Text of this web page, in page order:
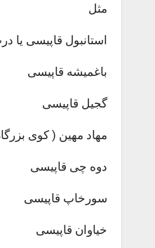
مثل
استانبول قاپیسی یا
باغمیشه قاپیسی
گجیل قاپیسی
مهاد مهین ( کوی
دوه چی قاپیسی
سورخاپ قاپیسی
خیاوان قاپیسی